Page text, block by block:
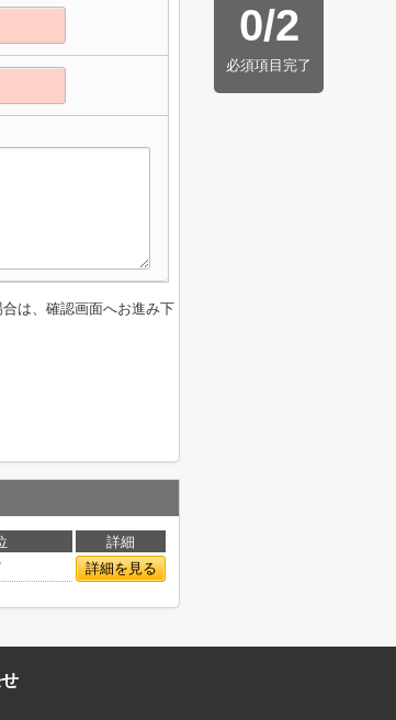
0/2
必須項目完了
は、確認画面へお進み下
詳細
詳細を見る